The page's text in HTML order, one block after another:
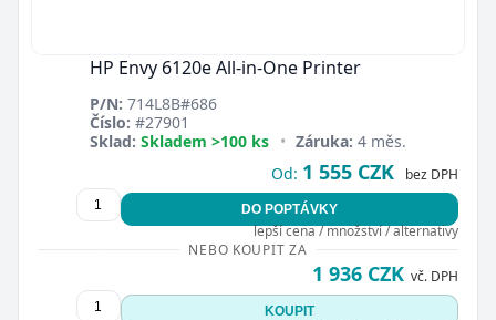
HP Envy 6120e All-in-One Printer
P/N: 714L8B#686
Číslo: #27901
Sklad: Skladem >100 ks • Záruka: 4 měs.
Od: 1 555 CZK bez DPH
DO POPTÁVKY
lepší cena / množství / alternativy
NEBO KOUPIT ZA
1 936 CZK vč. DPH
KOUPIT